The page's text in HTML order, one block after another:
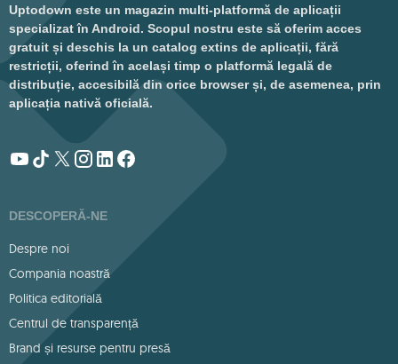
Uptodown este un magazin multi-platformă de aplicații
specializat în Android. Scopul nostru este să oferim acces
gratuit și deschis la un catalog extins de aplicații, fără
restricții, oferind în același timp o platformă legală de
distribuție, accesibilă din orice browser și, de asemenea, prin
aplicația nativă oficială.
DESCOPERĂ-NE
Despre noi
Compania noastră
Politica editorială
Centrul de transparență
Brand și resurse pentru presă